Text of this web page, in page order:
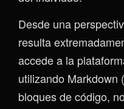
Desde una
resulta
accede a la
utilizando Markdown
bloques de código,